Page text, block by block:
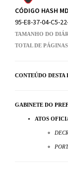
CÓDIGO HASH
95-E8-37-04-C5-
TAMANHO DO
TOTAL DE
CONTEÚDO DESTA
GABINETE DO
ATOS